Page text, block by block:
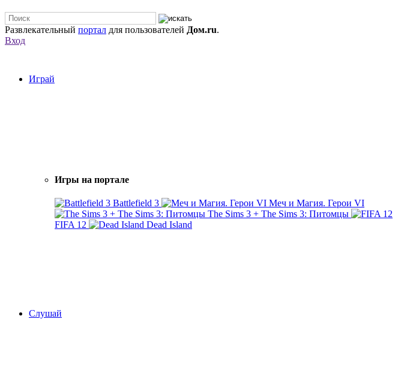
Развлекательный портал для пользователей Дом.ru.
Вход
Играй
Игры на портале
Battlefield 3
Меч и Магия. Герои VI
The Sims 3 + The Sims 3: Питомцы
FIFA 12
Dead Island
Слушай